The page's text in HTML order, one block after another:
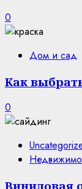
0
Дом и сад
Как
0
Виниловая